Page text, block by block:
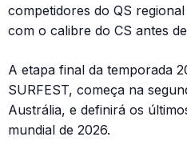
competidores do QS regional
com o calibre do CS antes
A etapa final da temporada
SURFEST, começa na
Austrália, e definirá os
mundial de 2026.